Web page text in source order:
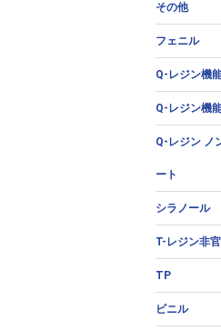
その他
フェニル
Q-レジン機
Q-レジン機
Q-レジン ノ
ート
シラノール
T-レジン非
TP
ビニル